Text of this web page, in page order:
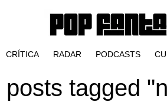
CRÍTICA RADAR PODCASTS
posts tagged